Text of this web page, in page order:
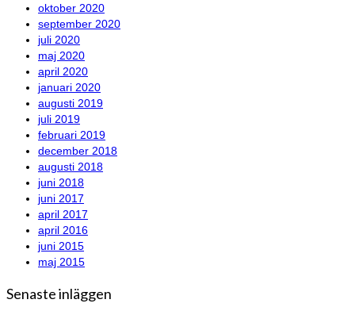
oktober 2020
september 2020
juli 2020
maj 2020
april 2020
januari 2020
augusti 2019
juli 2019
februari 2019
december 2018
augusti 2018
juni 2018
juni 2017
april 2017
april 2016
juni 2015
maj 2015
Senaste inläggen